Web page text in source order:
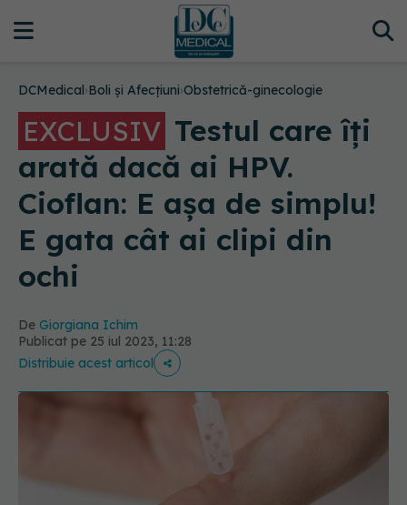
DCMedical›Boli și Afecțiuni›Obstetrică-ginecologie
EXCLUSIV Testul care îți
arată dacă ai HPV.
Cioflan: E așa de simplu!
E gata cât ai clipi din
ochi
De Giorgiana Ichim
Publicat pe 25 iul 2023, 11:28
Distribuie acest articol